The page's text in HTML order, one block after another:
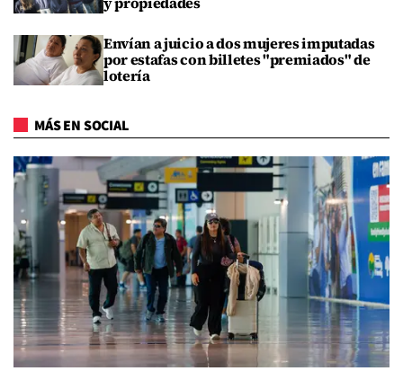
Envían a juicio a dos mujeres imputadas
por estafas con billetes "premiados" de
lotería
MÁS EN SOCIAL